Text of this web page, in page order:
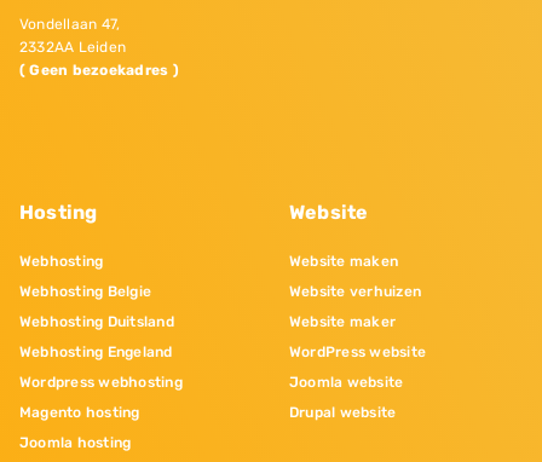
Vondellaan 47,
2332AA Leiden
( Geen bezoekadres )
Hosting
Webhosting
Webhosting Belgie
Webhosting Duitsland
Webhosting Engeland
Wordpress webhosting
Magento hosting
Joomla hosting
Website
Website maken
Website verhuizen
Website maker
WordPress website
Joomla website
Drupal website